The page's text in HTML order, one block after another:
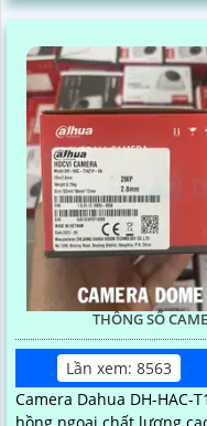
THÔNG SỐ
Lần xem: 8563
Camera Dahua DH-HAC-